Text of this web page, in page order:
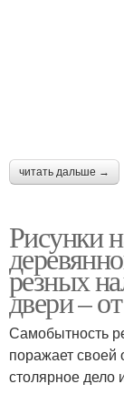
читать дальше →
Рисунки
резных
двери –
Самобытность
поражает своей
столярное дело